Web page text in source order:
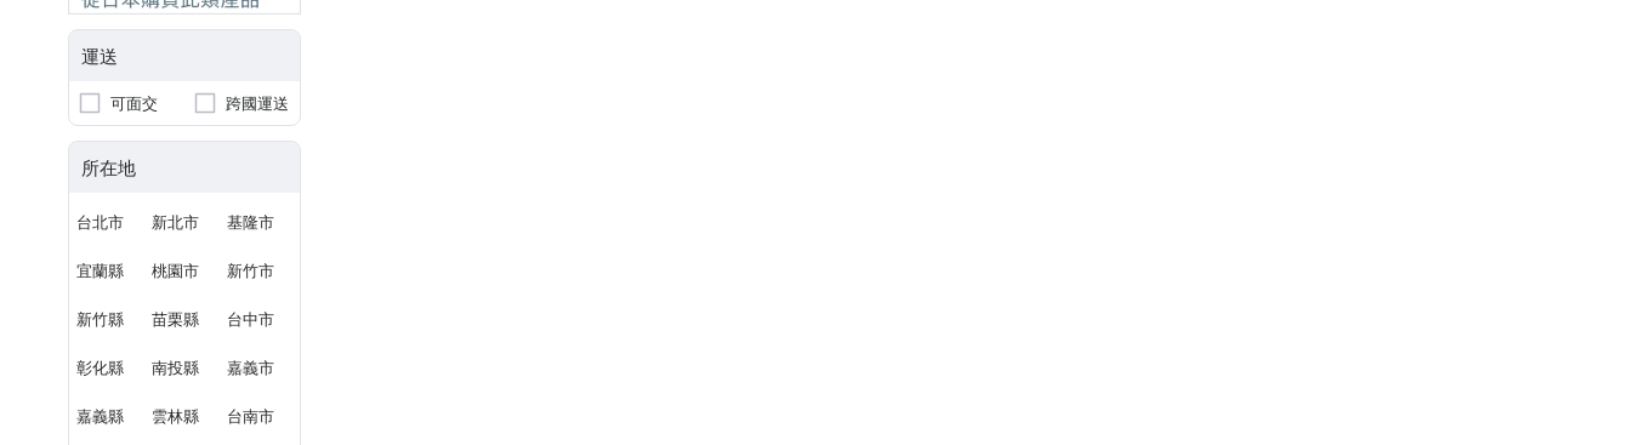
運送
可面交 跨國運送
所在地
台北市 新北市 基隆市
宜蘭縣 桃園市 新竹市
新竹縣 苗栗縣 台中市
彰化縣 南投縣 嘉義市
嘉義縣 雲林縣 台南市